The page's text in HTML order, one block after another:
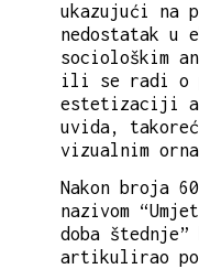
ukazujući na
nedostatak u
sociološkim
ili se radi o
estetizaciji
uvida,
vizualnim
Nakon broja
nazivom
doba
artikulirao